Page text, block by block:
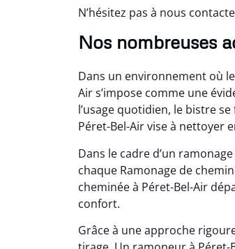
N’hésitez pas à nous
Nos nombreuses
Dans un environnement où
Air s’impose comme une
l’usage quotidien, le bistre
Péret-Bel-Air vise à nettoyer
Dans le cadre d’un
chaque Ramonage de
cheminée à Péret-Bel-Air
confort.
Grâce à une approche